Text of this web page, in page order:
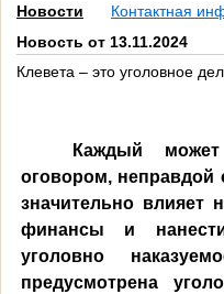
Новости
Контактная
Новость от 13.11.2024
Клевета – это уголовное
Каждый
оговором, неправдой
значительно влияет
финансы и
уголовно
предусмотрена